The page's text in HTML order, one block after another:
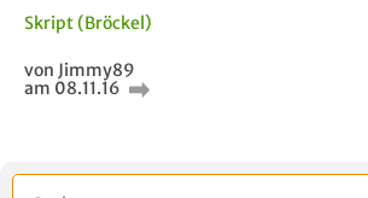
ähnliche Fächer und
Module anderer Unis
Skript (Bröckel)
von Jimmy89
am 08.11.16